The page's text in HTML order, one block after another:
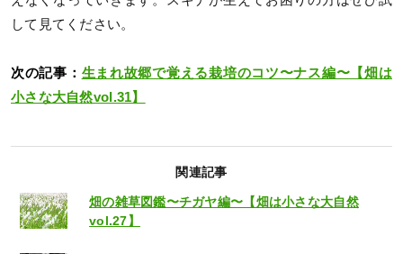
して見てください。
次の記事： 生まれ故郷で覚える栽培のコツ〜ナス編〜【畑は
小さな大自然vol.31】
関連記事
畑の雑草図鑑〜チガヤ編〜【畑は小さな大自然
vol.27】